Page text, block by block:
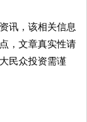
讯，该相关信息
，文章真实性请
民众投资需谨